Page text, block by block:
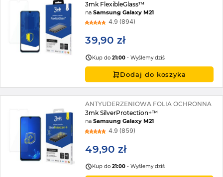
3mk FlexibleGlass™
naSamsung Galaxy M21
4.9 (894)
39,90 zł
Kup do21:00 - Wyślemy dziś
Dodaj do koszyka
ANTYUDERZENIOWA FOLIA OCHRONNA
3mk SilverProtection+™
naSamsung Galaxy M21
4.9 (859)
49,90 zł
Kup do21:00 - Wyślemy dziś